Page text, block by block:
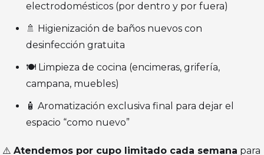
electrodomésticos (por dentro y por fuera)
🚿 Higienización de baños nuevos con
desinfección gratuita
🍽️ Limpieza de cocina (encimeras, grifería,
campana, muebles)
🧴 Aromatización exclusiva final para dejar el
espacio “como nuevo”
⚠️Atendemos por cupo limitado cada semana para